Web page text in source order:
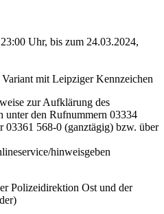
Uhr, bis zum 24.03.2024,
mit Leipziger Kennzeichen
zur Aufklärung des
unter den Rufnummern 03334
03361 568-0 (ganztägig) bzw. über
hinweisgeben
Polizeidirektion Ost und der